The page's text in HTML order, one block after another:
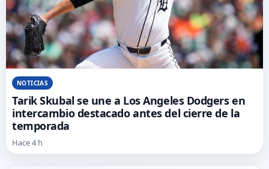
NOTICIAS
Tarik Skubal se une a Los Angeles Dodgers en
intercambio destacado antes del cierre de la
temporada
Hace 4 h